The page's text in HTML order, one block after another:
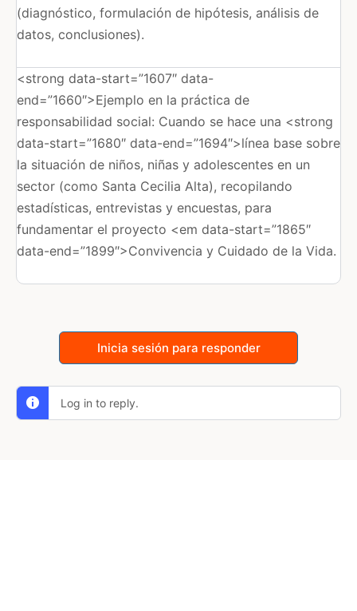
(diagnóstico, formulación de hipótesis, análisis de
datos, conclusiones).
<strong data-start=”1607″ data-
end=”1660″>Ejemplo en la práctica de
responsabilidad social: Cuando se hace una <strong
data-start=”1680″ data-end=”1694″>línea base sobre
la situación de niños, niñas y adolescentes en un
sector (como Santa Cecilia Alta), recopilando
estadísticas, entrevistas y encuestas, para
fundamentar el proyecto <em data-start=”1865″
data-end=”1899″>Convivencia y Cuidado de la Vida.
Inicia sesión para responder
Log in to reply.